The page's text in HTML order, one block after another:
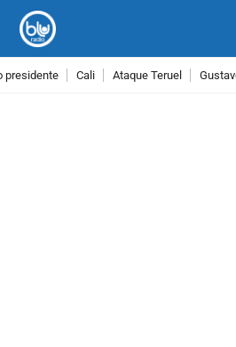
presidente Cali Ataque Teruel